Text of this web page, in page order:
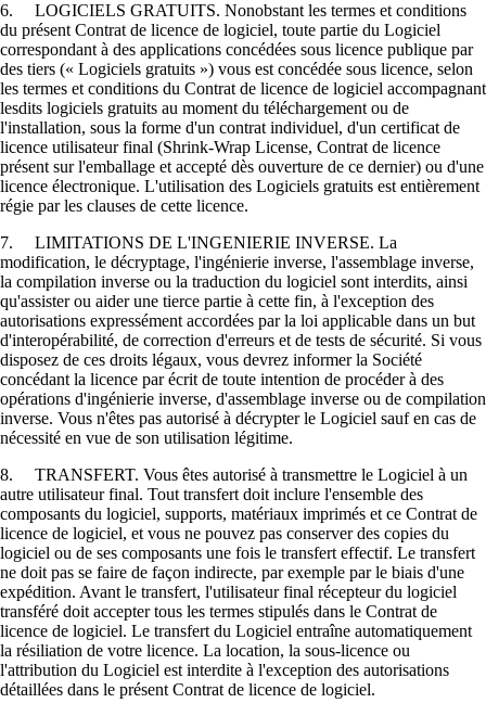
6. LOGICIELS GRATUITS. Nonobstant les termes et conditions
du présent Contrat de licence de logiciel, toute partie du Logiciel
correspondant à des applications concédées sous licence publique par
des tiers (« Logiciels gratuits ») vous est concédée sous licence, selon
les termes et conditions du Contrat de licence de logiciel accompagnant
lesdits logiciels gratuits au moment du téléchargement ou de
l'installation, sous la forme d'un contrat individuel, d'un certificat de
licence utilisateur final (Shrink-Wrap License, Contrat de licence
présent sur l'emballage et accepté dès ouverture de ce dernier) ou d'une
licence électronique. L'utilisation des Logiciels gratuits est entièrement
régie par les clauses de cette licence.
7. LIMITATIONS DE L'INGENIERIE INVERSE. La
modification, le décryptage, l'ingénierie inverse, l'assemblage inverse,
la compilation inverse ou la traduction du logiciel sont interdits, ainsi
qu'assister ou aider une tierce partie à cette fin, à l'exception des
autorisations expressément accordées par la loi applicable dans un but
d'interopérabilité, de correction d'erreurs et de tests de sécurité. Si vous
disposez de ces droits légaux, vous devrez informer la Société
concédant la licence par écrit de toute intention de procéder à des
opérations d'ingénierie inverse, d'assemblage inverse ou de compilation
inverse. Vous n'êtes pas autorisé à décrypter le Logiciel sauf en cas de
nécessité en vue de son utilisation légitime.
8. TRANSFERT. Vous êtes autorisé à transmettre le Logiciel à un
autre utilisateur final. Tout transfert doit inclure l'ensemble des
composants du logiciel, supports, matériaux imprimés et ce Contrat de
licence de logiciel, et vous ne pouvez pas conserver des copies du
logiciel ou de ses composants une fois le transfert effectif. Le transfert
ne doit pas se faire de façon indirecte, par exemple par le biais d'une
expédition. Avant le transfert, l'utilisateur final récepteur du logiciel
transféré doit accepter tous les termes stipulés dans le Contrat de
licence de logiciel. Le transfert du Logiciel entraîne automatiquement
la résiliation de votre licence. La location, la sous-licence ou
l'attribution du Logiciel est interdite à l'exception des autorisations
détaillées dans le présent Contrat de licence de logiciel.